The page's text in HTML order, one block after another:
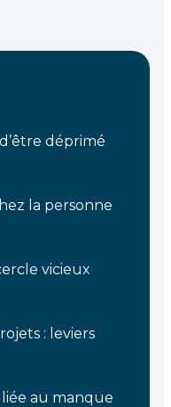
déprimé
la personne
vicieux
: leviers
au manque